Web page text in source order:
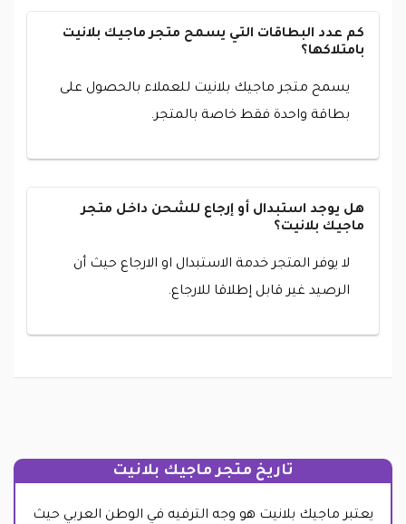
كم عدد البطاقات التي يسمح متجر ماجيك بلانيت
بامتلاكها؟
يسمح متجر ماجيك بلانيت للعملاء بالحصول على
بطاقة واحدة فقط خاصة بالمتجر.
هل يوجد استبدال أو إرجاع للشحن داخل متجر
ماجيك بلانيت؟
لا يوفر المتجر خدمة الاستبدال او الارجاع حيث أن
الرصيد غير قابل إطلاقا للارجاع.
تاريخ متجر ماجيك بلانيت
يعتبر ماجيك بلانيت هو وجه الترفيه في الوطن العربي حيث